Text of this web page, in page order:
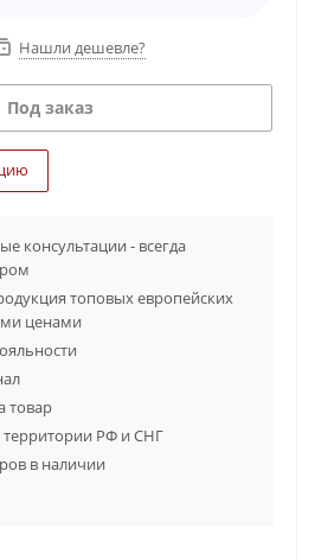
Нашли дешевле?
Под заказ
консультации - всегда
топовых европейских
ценами
товар
территории РФ и СНГ
в наличии